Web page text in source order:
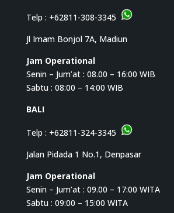
Telp : +62811-308-3345
Jl Imam Bonjol 7A, Madiun
Jam Operational
Senin – Jum’at : 08.00 – 16:00 WIB
Sabtu : 08:00 – 14:00 WIB
BALI
Telp : +62811-324-3345
Jalan Pidada 1 No.1, Denpasar
Jam Operational
Senin – Jum’at : 09.00 – 17:00 WITA
Sabtu : 09:00 – 15:00 WITA